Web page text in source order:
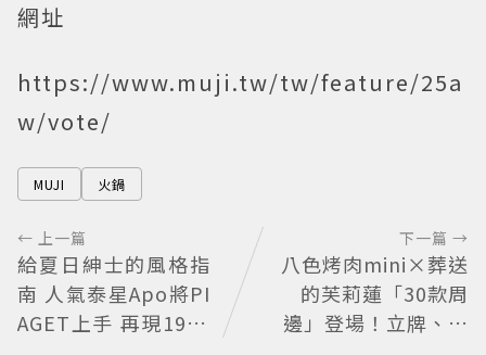
網址
https://www.muji.tw/tw/feature/25a
w/vote/
MUJI 火鍋
← 上一篇
給夏日紳士的風格指
南 人氣泰星Apo將PI
AGET上手 再現1970
下一篇 →
八色烤肉mini×葬送
的芙莉蓮「30款周
邊」登場！立牌、鑰